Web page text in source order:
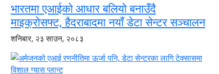
भारतमा एआईको आधार बलियो बनाउँदै
माइक्रोसफ्ट, हैदराबादमा नयाँ डेटा सेन्टर सञ्चालन
शनिबार, २३ साउन, २०८३